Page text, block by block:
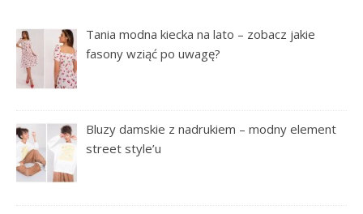
Tania modna kiecka na lato – zobacz jakie
fasony wziąć po uwagę?
Bluzy damskie z nadrukiem – modny element
street style’u